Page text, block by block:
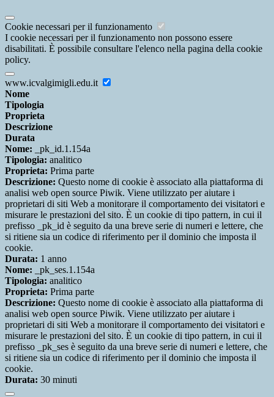
Cookie necessari per il funzionamento
I cookie necessari per il funzionamento non possono essere
disabilitati. È possibile consultare l'elenco nella pagina della cookie
policy.
www.icvalgimigli.edu.it
Nome
Tipologia
Proprieta
Descrizione
Durata
Nome: _pk_id.1.154a
Tipologia: analitico
Proprieta: Prima parte
Descrizione: Questo nome di cookie è associato alla piattaforma di
analisi web open source Piwik. Viene utilizzato per aiutare i
proprietari di siti Web a monitorare il comportamento dei visitatori e
misurare le prestazioni del sito. È un cookie di tipo pattern, in cui il
prefisso _pk_id è seguito da una breve serie di numeri e lettere, che
si ritiene sia un codice di riferimento per il dominio che imposta il
cookie.
Durata: 1 anno
Nome: _pk_ses.1.154a
Tipologia: analitico
Proprieta: Prima parte
Descrizione: Questo nome di cookie è associato alla piattaforma di
analisi web open source Piwik. Viene utilizzato per aiutare i
proprietari di siti Web a monitorare il comportamento dei visitatori e
misurare le prestazioni del sito. È un cookie di tipo pattern, in cui il
prefisso _pk_ses è seguito da una breve serie di numeri e lettere, che
si ritiene sia un codice di riferimento per il dominio che imposta il
cookie.
Durata: 30 minuti